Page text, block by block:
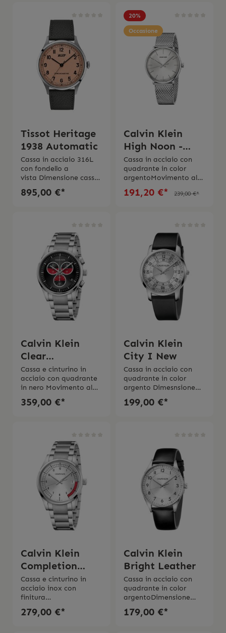
farfalla e
pulsantiimpermeabile
fino a 3 bar (30 m / 100
ft)Swiss Made2 anni di
garanzia
internazionale
standardImpermeabile
fino a 10 bar (100 m /
330 ft)Swiss Made2 anni
di garanzia L’orologio
viene spedito con la
scatola originale e
l’istruzione d’uso
originale.
Tissot Heritage
1938 Automatic
Cassa in acciaio 316L
con fondello a
vista Dimensione cassa
39 mmMovimento
automatico Riserva di
tá 5 bar (50 metri /165
piedi)Cinturino in
pelle Swiss Made 2 anni
di garanzia
internazionale
895,00 €*
20%
Occasione
Calvin Klein
High Noon -
K8M21126
Cassa in acciaio con
quadrante in color
argentoMovimento al
quarzoDimensione
cassa 40 mm Vetro
3 bar2 anni di
garanzia L’orologio
viene spedito con la
scatola e l’istruzione
d’uso originale
191,20 €* 239,00 €*
Calvin Klein
Clear
Completion
Cassa e cinturino in
acciaio con quadrante
in nero Movimento al
quarzo Diametro cassa
43
viene spedito con la
scatola e l’istruzione
d’uso originale
359,00 €*
Calvin Klein
City I New
Cassa in acciaio con
quadrante in color
argento Dimesnsione
cassa ø 43,00 mm Vetro
mineraleMovimento al
viene spedito con
scatola e l’istruzione
d’uso originale
199,00 €*
Calvin Klein
Completion
Steel
Cassa e cinturino in
acciaio inox con
finitura
lucida Quadrante in
color
279,00 €*
Calvin Klein
Bright Leather
Cassa in acciaio con
quadrante in color
argentoDimensione
cassa ø 40,00 mmVetro
mineraleCinturino in
179,00 €*